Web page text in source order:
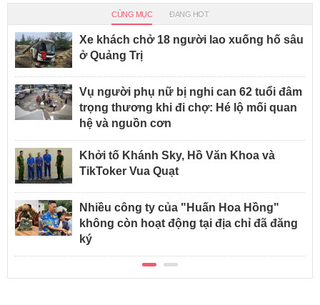
CÙNG MỤC ĐANG HOT
Xe khách chở 18 người lao xuống hố sâu
ở Quảng Trị
Vụ người phụ nữ bị nghi can 62 tuổi đâm
trọng thương khi đi chợ: Hé lộ mối quan
hệ và nguồn cơn
Khởi tố Khánh Sky, Hồ Văn Khoa và
TikToker Vua Quạt
Nhiều công ty của "Huấn Hoa Hồng"
không còn hoạt động tại địa chỉ đã đăng
ký